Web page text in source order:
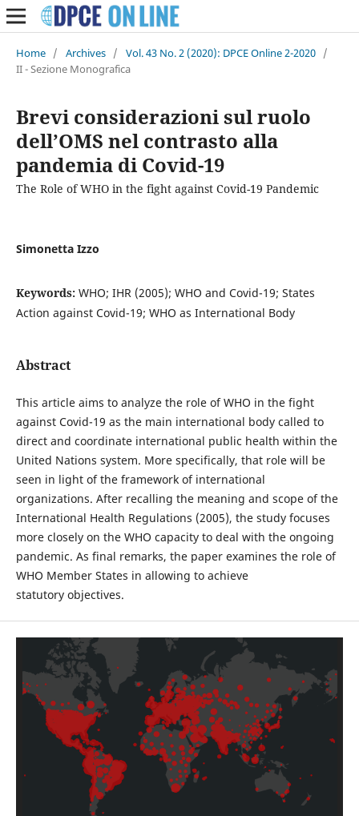
Home / Archives / Vol. 43 No. 2 (2020): DPCE Online 2-2020 /
II - Sezione Monografica
Brevi considerazioni sul ruolo
dell’OMS nel contrasto alla
pandemia di Covid-19
The Role of WHO in the fight against Covid-19 Pandemic
Simonetta Izzo
Keywords: WHO; IHR (2005); WHO and Covid-19; States
Action against Covid-19; WHO as International Body
Abstract
This article aims to analyze the role of WHO in the fight
against Covid-19 as the main international body called to
direct and coordinate international public health within the
United Nations system. More specifically, that role will be
seen in light of the framework of international
organizations. After recalling the meaning and scope of the
International Health Regulations (2005), the study focuses
more closely on the WHO capacity to deal with the ongoing
pandemic. As final remarks, the paper examines the role of
WHO Member States in allowing to achieve
statutory objectives.